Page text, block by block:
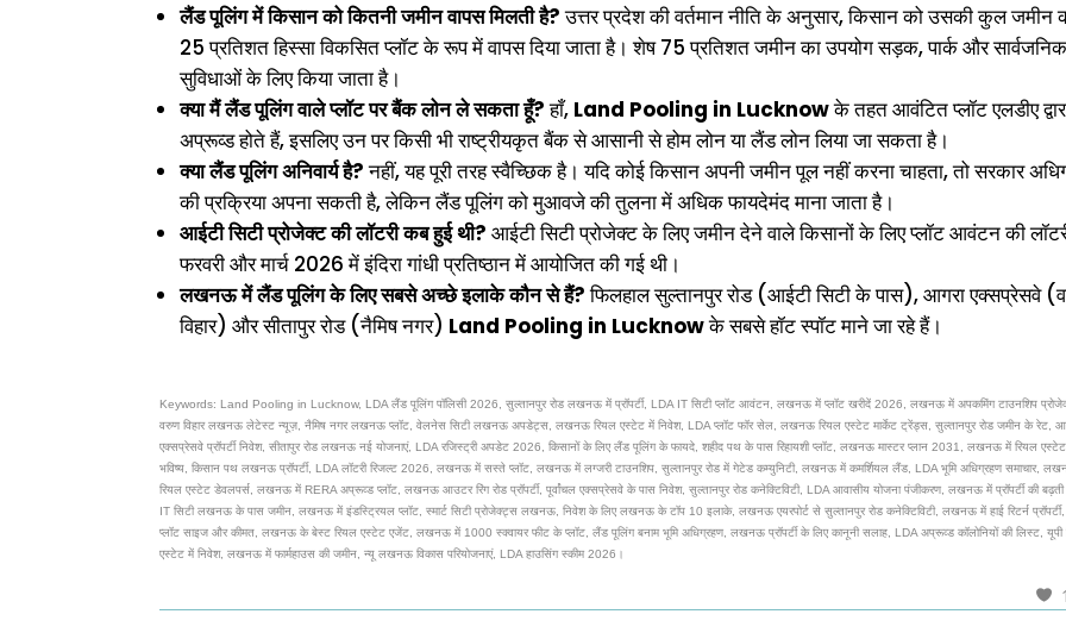
लैंड पूलिंग में किसान को कितनी जमीन वापस मिलती है?उत्तर प्रदेश की वर्तमान नीति के अनुसार, किसान को उसकी कुल जमीन
25 प्रतिशत हिस्सा विकसित प्लॉट के रूप में वापस दिया जाता है। शेष 75 प्रतिशत जमीन का उपयोग सड़क, पार्क और सार्वजनिक
सुविधाओं के लिए किया जाता है।
क्या मैं लैंड पूलिंग वाले प्लॉट पर बैंक लोन ले सकता हूँ?हाँ, Land Pooling in Lucknowके तहत आवंटित प्लॉट एलडीए
अप्रूव्ड होते हैं, इसलिए उन पर किसी भी राष्ट्रीयकृत बैंक से आसानी से होम लोन या लैंड लोन लिया जा सकता है।
क्या लैंड पूलिंग अनिवार्य है?नहीं, यह पूरी तरह स्वैच्छिक है। यदि कोई किसान अपनी जमीन पूल नहीं करना चाहता, तो सरकार
की प्रक्रिया अपना सकती है, लेकिन लैंड पूलिंग को मुआवजे की तुलना में अधिक फायदेमंद माना जाता है।
आईटी सिटी प्रोजेक्ट की लॉटरी कब हुई थी? आईटी सिटी प्रोजेक्ट के लिए जमीन देने वाले किसानों के लिए प्लॉट आवंटन की
फरवरी और मार्च 2026 में इंदिरा गांधी प्रतिष्ठान में आयोजित की गई थी।
लखनऊ में लैंड पूलिंग के लिए सबसे अच्छे इलाके कौन से हैं?फिलहाल सुल्तानपुर रोड (आईटी सिटी के पास), आगरा एक्सप्रेसवे
विहार) और सीतापुर रोड (नैमिष नगर) Land Pooling in Lucknowके सबसे हॉट स्पॉट माने जा रहे हैं।
Keywords: Land Pooling in Lucknow, LDA लैंड पूलिंग पॉलिसी 2026, सुल्तानपुर रोड लखनऊ में प्रॉपर्टी, LDA IT सिटी प्लॉट आवंटन, लखनऊ में प्लॉट खरीदें 2026, लखनऊ में अपकमिंग टाउनशिप
वरुण विहार लखनऊ लेटेस्ट न्यूज़, नैमिष नगर लखनऊ प्लॉट, वेलनेस सिटी लखनऊ अपडेट्स, लखनऊ रियल एस्टेट में निवेश, LDA प्लॉट फॉर सेल, लखनऊ रियल एस्टेट मार्केट ट्रेंड्स, सुल्तानपुर रोड जमीन के रेट,
एक्सप्रेसवे प्रॉपर्टी निवेश, सीतापुर रोड लखनऊ नई योजनाएं, LDA रजिस्ट्री अपडेट 2026, किसानों के लिए लैंड पूलिंग के फायदे, शहीद पथ के पास रिहायशी प्लॉट, लखनऊ मास्टर प्लान 2031, लखनऊ में रियल
भविष्य, किसान पथ लखनऊ प्रॉपर्टी, LDA लॉटरी रिजल्ट 2026, लखनऊ में सस्ते प्लॉट, लखनऊ में लग्जरी टाउनशिप, सुल्तानपुर रोड में गेटेड कम्युनिटी, लखनऊ में कमर्शियल लैंड, LDA भूमि अधिग्रहण समाचार,
रियल एस्टेट डेवलपर्स, लखनऊ में RERA अप्रूव्ड प्लॉट, लखनऊ आउटर रिंग रोड प्रॉपर्टी, पूर्वांचल एक्सप्रेसवे के पास निवेश, सुल्तानपुर रोड कनेक्टिविटी, LDA आवासीय योजना पंजीकरण, लखनऊ में प्रॉपर्टी की बढ़ती
IT सिटी लखनऊ के पास जमीन, लखनऊ में इंडस्ट्रियल प्लॉट, स्मार्ट सिटी प्रोजेक्ट्स लखनऊ, निवेश के लिए लखनऊ के टॉप 10 इलाके, लखनऊ एयरपोर्ट से सुल्तानपुर रोड कनेक्टिविटी, लखनऊ में हाई रिटर्न
प्लॉट साइज और कीमत, लखनऊ के बेस्ट रियल एस्टेट एजेंट, लखनऊ में 1000 स्क्वायर फीट के प्लॉट, लैंड पूलिंग बनाम भूमि अधिग्रहण, लखनऊ प्रॉपर्टी के लिए कानूनी सलाह, LDA अप्रूव्ड कॉलोनियों की लिस्ट, यूपी
एस्टेट में निवेश, लखनऊ में फार्महाउस की जमीन, न्यू लखनऊ विकास परियोजनाएं, LDA हाउसिंग स्कीम 2026।